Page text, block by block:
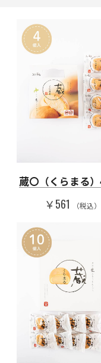
蔵〇（くらまる
￥561 （税込）